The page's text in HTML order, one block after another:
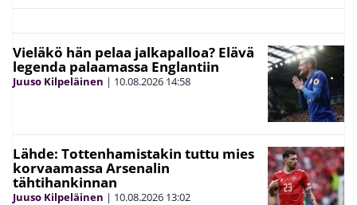
Vieläkö hän pelaa jalkapalloa? Elävä
legenda palaamassa Englantiin
Juuso Kilpeläinen | 10.08.2026 14:58
Lähde: Tottenhamistakin tuttu mies
korvaamassa Arsenalin
tähtihankinnan
Juuso Kilpeläinen | 10.08.2026 13:02